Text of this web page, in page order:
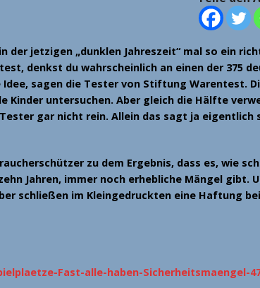
der jetzigen „dunklen Jahreszeit“ mal so ein
denkst du wahrscheinlich an einen der 375
sagen die Tester von Stiftung Warentest.
Kinder untersuchen. Aber gleich die Hälfte
gar nicht rein. Allein das sagt ja eigentlich
zu dem Ergebnis, dass es, wie
Jahren, immer noch erhebliche Mängel gibt.
schließen im Kleingedruckten eine Haftung bei
Fast-alle-haben-Sicherheitsmaengel-